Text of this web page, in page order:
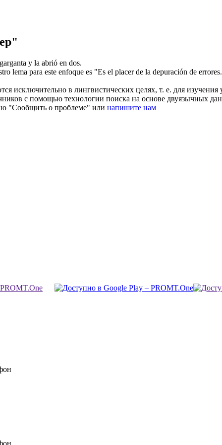
y la abrió en dos.
lema para este enfoque es "Es el placer de la depuración de
исключительно в лингвистических целях, т. е. для
с помощью технологии поиска на основе двуязычных
"Сообщить о проблеме" или напишите нам